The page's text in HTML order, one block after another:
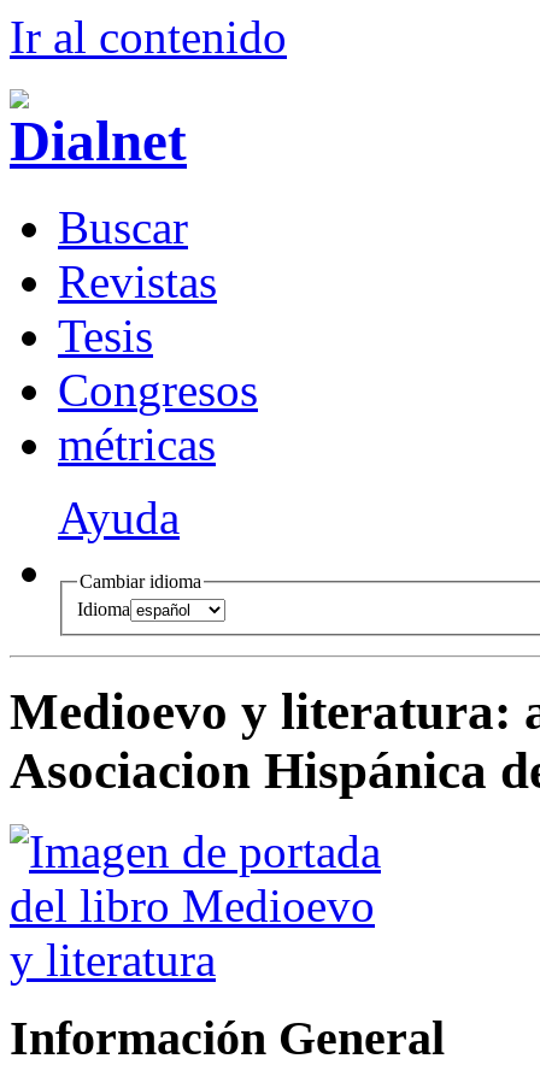
Ir al contenido
Buscar
Revistas
Tesis
Congresos
métricas
Ayuda
Cambiar idioma
Idioma
Medioevo y literatura:
Asociacion Hispánica
Información General